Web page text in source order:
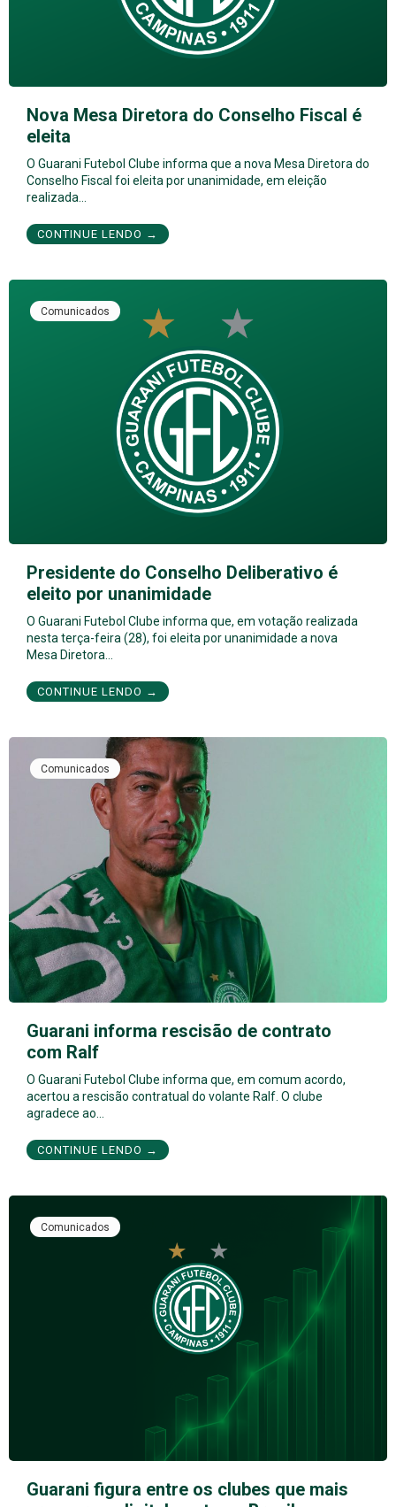
Nova Mesa Diretora do Conselho Fiscal é
eleita
O Guarani Futebol Clube informa que a nova Mesa Diretora do
Conselho Fiscal foi eleita por unanimidade, em eleição
realizada…
CONTINUE LENDO →
Comunicados
Presidente do Conselho Deliberativo é
eleito por unanimidade
O Guarani Futebol Clube informa que, em votação realizada
nesta terça-feira (28), foi eleita por unanimidade a nova
Mesa Diretora…
CONTINUE LENDO →
Comunicados
Guarani informa rescisão de contrato
com Ralf
O Guarani Futebol Clube informa que, em comum acordo,
acertou a rescisão contratual do volante Ralf. O clube
agradece ao…
CONTINUE LENDO →
Comunicados
Guarani figura entre os clubes que mais